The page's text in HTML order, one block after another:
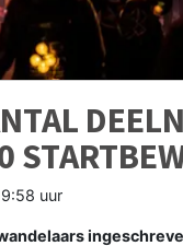
uur